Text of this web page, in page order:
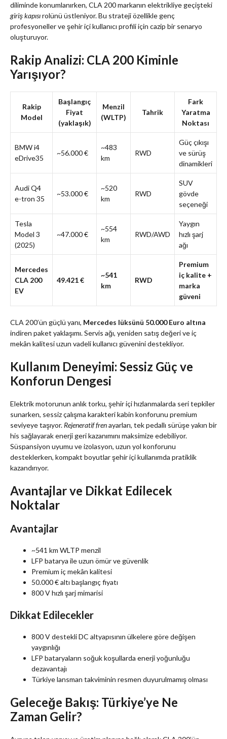
diliminde konumlanırken, CLA 200 markanın elektrikliye geçişteki
giriş kapısırolünü üstleniyor. Bu strateji özellikle genç
profesyoneller ve şehir içi kullanıcı profili için cazip bir senaryo
oluşturuyor.
Rakip Analizi: CLA 200 Kiminle
Yarışıyor?
Rakip
Model
Başlangıç
Fiyat
(yaklaşık)
Menzil
(WLTP)
Tahrik
Fark
Yaratma
Noktası
BMW i4
eDrive35
~56.000 €
~483
km
RWD
Güç çıkışı
ve sürüş
dinamikleri
Audi Q4
e-tron 35
~53.000 €
~520
km
RWD
SUV
gövde
seçeneği
Tesla
Model 3
(2025)
~47.000 €
~554
km
RWD/AWD
Yaygın
hızlı şarj
ağı
Mercedes
CLA 200
EV
49.421 €
~541
km
RWD
Premium
iç kalite +
marka
güveni
CLA 200’ün güçlü yanı, Mercedes lüksünü 50.000 Euro altına
indiren paket yaklaşımı. Servis ağı, yeniden satış değeri ve iç
mekân kalitesi uzun vadeli kullanıcı güvenini destekliyor.
Kullanım Deneyimi: Sessiz Güç ve
Konforun Dengesi
Elektrik motorunun anlık torku, şehir içi hızlanmalarda seri tepkiler
sunarken, sessiz çalışma karakteri kabin konforunu premium
seviyeye taşıyor. Rejeneratif frenayarları, tek pedallı sürüşe yakın bir
his sağlayarak enerji geri kazanımını maksimize edebiliyor.
Süspansiyon uyumu ve izolasyon, uzun yol konforunu
desteklerken, kompakt boyutlar şehir içi kullanımda pratiklik
kazandırıyor.
Avantajlar ve Dikkat Edilecek
Noktalar
Avantajlar
~541 km WLTP menzil
LFP batarya ile uzun ömür ve güvenlik
Premium iç mekân kalitesi
50.000 € altı başlangıç fiyatı
800 V hızlı şarj mimarisi
Dikkat Edilecekler
800 V destekli DC altyapısının ülkelere göre değişen
yaygınlığı
LFP bataryaların soğuk koşullarda enerji yoğunluğu
dezavantajı
Türkiye lansman takviminin resmen duyurulmamış olması
Geleceğe Bakış: Türkiye’ye Ne
Zaman Gelir?